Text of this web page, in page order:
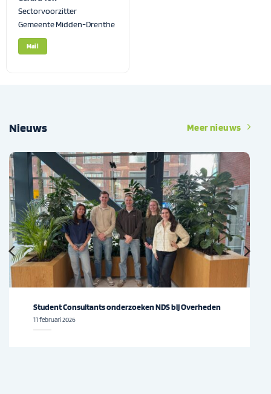
Sectorvoorzitter
Gemeente Midden-Drenthe
Mail
Nieuws Meer nieuws
Noordelijke Learning Community AI en Overheid van
start